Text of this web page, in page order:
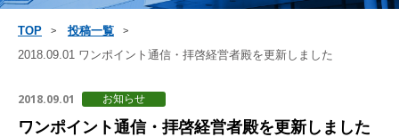
TOP
投稿一覧
2018.09.01 ワンポイント通信・拝啓経営者殿を更新しました
2018.09.01 お知らせ
ワンポイント通信・拝啓経営者殿を更新しました